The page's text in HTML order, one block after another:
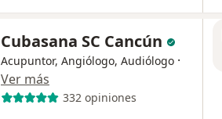
Cubasana SC Cancún
Acupuntor, Angiólogo, Audiólogo ·
Ver más
332 opiniones